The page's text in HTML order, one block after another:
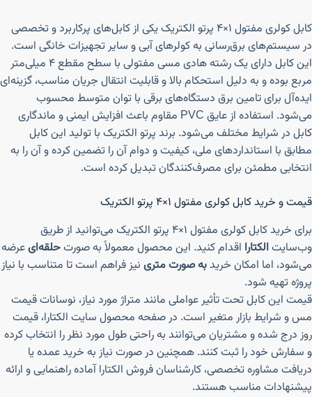
کابل کولری مفتول ۱×۴ پرتو الکتریک یکی از کابل‌های پرکاربرد و تخصصی
در سیستم‌های برق‌رسانی به کولرهای آبی و سایر تجهیزات خانگی است.
این کابل دارای یک رشته هادی مسی مفتولی با سطح مقطع ۴ میلی‌متر
مربع بوده و به دلیل استحکام بالا و قابلیت انتقال جریان مناسب، گزینه‌ای
ایده‌آل برای تامین برق دستگاه‌های برقی با توان متوسط محسوب
می‌شود. استفاده از عایق PVC مقاوم باعث افزایش ایمنی و ماندگاری
کابل در شرایط مختلف می‌شود. برند پرتو الکتریک با تولید این کابل
مطابق با استانداردهای ملی، کیفیت و دوام آن را تضمین کرده و آن را به
انتخابی مطمئن برای مصرف‌کنندگان تبدیل کرده است.
قیمت و خرید کابل کولری مفتول ۱×۴ پرتو الکتریک
برای خرید کابل کولری مفتول ۱×۴ پرتو الکتریک می‌توانید از طریق
وب‌سایتالکتارا اقدام کنید. این محصول معمولاً به صورتحلقه‌ایعرضه
می‌شود، اما امکان خریدبه صورت متری نیز فراهم است تا متناسب با نیاز
پروژه تهیه شود.
قیمت این کابل تحت تأثیر عواملی مانند متراژ مورد نیاز، نوسانات قیمت
مس و شرایط بازار متغیر است. در صفحه محصول سایت الکتارا، قیمت
روز درج شده و مشتریان می‌توانند به راحتی طول مورد نظر را انتخاب کرده
و سفارش خود را ثبت کنند. همچنین در صورت نیاز به خرید عمده یا
دریافت مشاوره تخصصی، کارشناسان فروش الکتارا آماده راهنمایی و ارائه
پیشنهادات مناسب هستند.